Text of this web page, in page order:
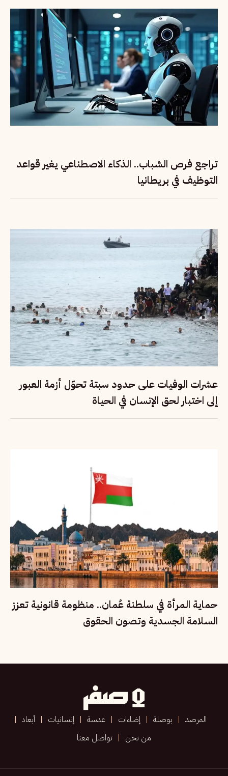
تراجع فرص الشباب.. الذكاء الاصطناعي يغير قواعد
التوظيف في بريطانيا
عشرات الوفيات على حدود سبتة تحوّل أزمة العبور
إلى اختبار لحق الإنسان في الحياة
حماية المرأة في سلطنة عُمان.. منظومة قانونية تعزز
السلامة الجسدية وتصون الحقوق
المرصد بوصلة إضاءات عدسة إنسانيات
أبعاد
من نحن
تواصل معنا